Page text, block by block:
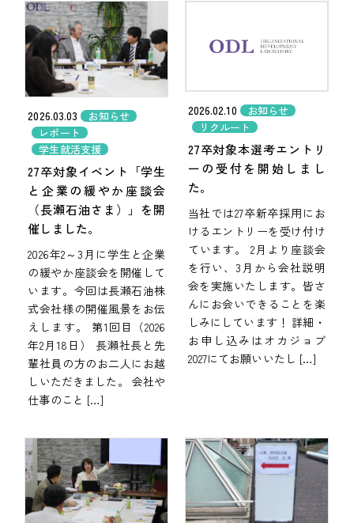
2026.03.03 お知らせ
レポート
学生就活支援
27卒対象イベント「学生
と企業の緩やか座談会
（長瀬石油さま）」を開
催しました。
2026年2～3月に学生と企業
の緩やか座談会を開催して
います。今回は長瀬石油株
式会社様の開催風景をお伝
えします。 第1回目（2026
年2月18日） 長瀬社長と先
輩社員の方のお二人にお越
しいただきました。 会社や
仕事のこと […]
2026.02.10
お知らせ
リクルート
27卒対象本選考エントリ
ーの受付を開始しまし
た。
当社では27卒新卒採用にお
けるエントリーを受け付け
ています。 2月より座談会
を行い、3月から会社説明
会を実施いたします。皆さ
んにお会いできることを楽
しみにしています！ 詳細・
お申し込みはオカジョブ
2027にてお願いいたし […]